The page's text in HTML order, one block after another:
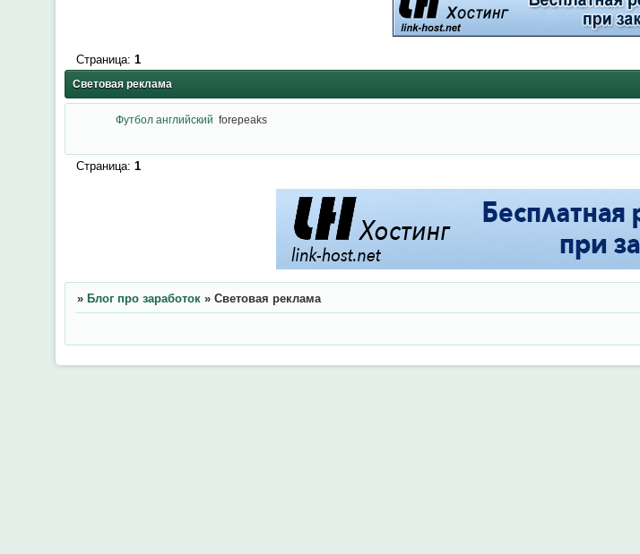
Световая реклама
Страница: 1
Футбол английский forepeaks
Страница: 1
» Блог про заработок » Световая реклама